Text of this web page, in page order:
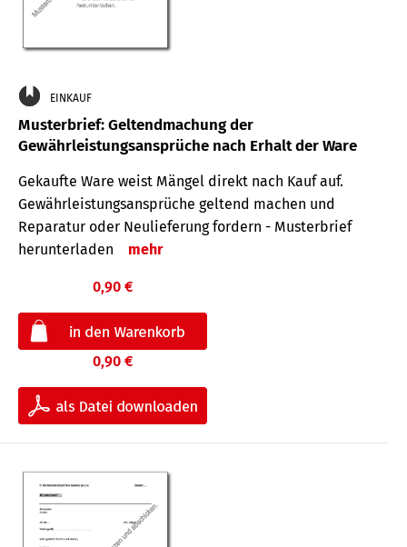
EINKAUF
Musterbrief: Geltendmachung der
Gewährleistungsansprüche nach Erhalt der Ware
Gekaufte Ware weist Mängel direkt nach Kauf auf.
Gewährleistungsansprüche geltend machen und
Reparatur oder Neulieferung fordern - Musterbrief
herunterladen
mehr
0,90 €
0,90 €